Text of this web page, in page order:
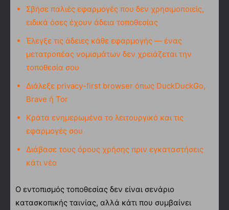
Σβήσε παλιές εφαρμογές που δεν χρησιμοποιείς,
ειδικά όσες έχουν άδεια τοποθεσίας
Έλεγξε τις άδειες κάθε εφαρμογής — ένας
μετατροπέας νομισμάτων δεν χρειάζεται την
τοποθεσία σου
Διάλεξε privacy-first browser όπως DuckDuckGo,
Brave ή Tor
Κράτα ενημερωμένα το λειτουργικό και τις
εφαρμογές σου
Διάβασε τους όρους χρήσης πριν εγκαταστήσεις
κάτι νέο
Ο εντοπισμός τοποθεσίας δεν είναι σενάριο
κατασκοπικής ταινίας, αλλά κάτι που συμβαίνει